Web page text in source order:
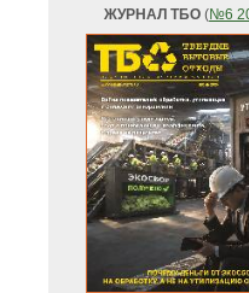
ЖУРНАЛ ТБО (№6